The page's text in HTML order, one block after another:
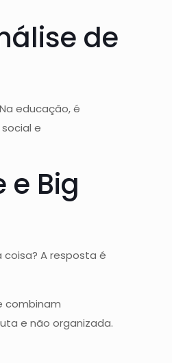
de
educação, é
e
Big
A resposta é
combinam
e não organizada.